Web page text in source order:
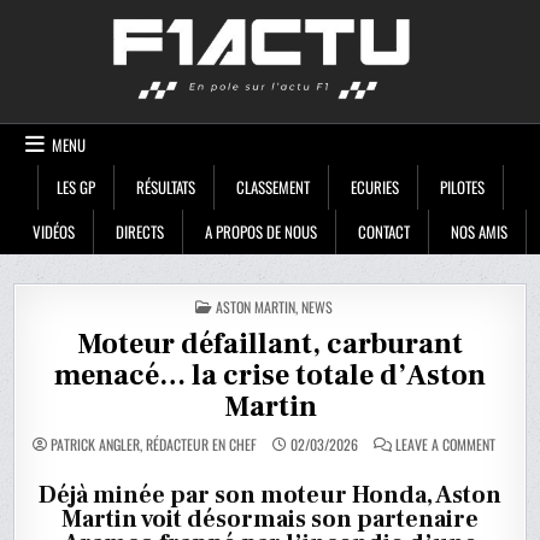
MENU
LES GP
RÉSULTATS CLASSEMENT ECURIES
PILOTES
VIDÉOS
DIRECTS A PROPOS DE NOUS CONTACT NOS AMIS
POSTED
IN
ASTON MARTIN,NEWS
Moteur défaillant, carburant
menacé… la crise totale d’Aston
Martin
PATRICK ANGLER, RÉDACTEUR EN CHEF 02/03/2026 LEAVE A COMMENTON
Déjà minée par son moteur Honda, Aston
Martin voit désormais son partenaire